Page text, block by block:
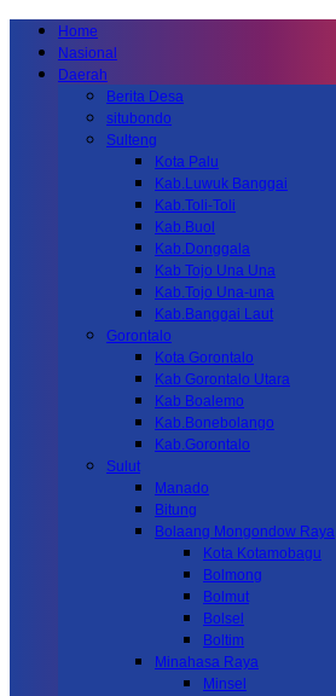
Home
Nasional
Daerah
Berita Desa
situbondo
Sulteng
Kota Palu
Kab.Luwuk Banggai
Kab.Toli-Toli
Kab.Buol
Kab.Donggala
Kab Tojo Una Una
Kab.Tojo Una-una
Kab.Banggai Laut
Gorontalo
Kota Gorontalo
Kab Gorontalo Utara
Kab Boalemo
Kab.Bonebolango
Kab.Gorontalo
Sulut
Manado
Bitung
Bolaang Mongondow Raya
Kota Kotamobagu
Bolmong
Bolmut
Bolsel
Boltim
Minahasa Raya
Minsel